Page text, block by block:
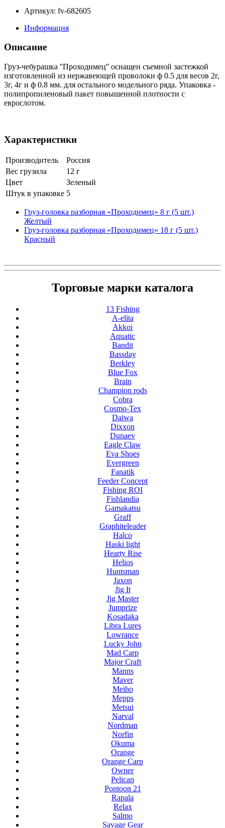
Артикул: fv-682605
Информация
Описание
Груз-чебурашка ''Проходимец'' оснащен съемной застежкой
изготовленной из нержавеющей проволоки ф 0.5 для весов 2г,
3г, 4г и ф 0.8 мм. для остального модельного ряда. Упаковка -
полипропиленовый пакет повышенной плотности с
еврослотом.
Характеристики
Производитель
Россия
Вес грузила
12 г
Цвет
Зеленый
Штук в упаковке 5
Груз-головка разборная «Проходимец» 8 г (5 шт.)
Желтый
Груз-головка разборная «Проходимец» 18 г (5 шт.)
Красный
Торговые марки каталога
13 Fishing
A-elita
Akkoi
Aquatic
Bandit
Bassday
Berkley
Blue Fox
Brain
Champion rods
Cobra
Cosmo-Tex
Daiwa
Dixxon
Dunaev
Eagle Claw
Eva Shoes
Evergreen
Fanatik
Feeder Concept
Fishing ROI
Fishlandia
Gamakatsu
Graff
Graphiteleader
Halco
Haski light
Hearty Rise
Helios
Huntsman
Jaxon
Jig It
Jig Master
Jumprize
Kosadaka
Libra Lures
Lowrance
Lucky John
Mad Carp
Major Craft
Manns
Maver
Meiho
Mepps
Metsui
Narval
Nordman
Norfin
Okuma
Orange
Orange Carp
Owner
Pelican
Pontoon 21
Rapala
Relax
Salmo
Savage Gear